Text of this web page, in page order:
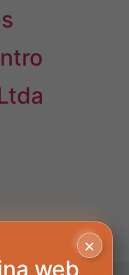
×
web